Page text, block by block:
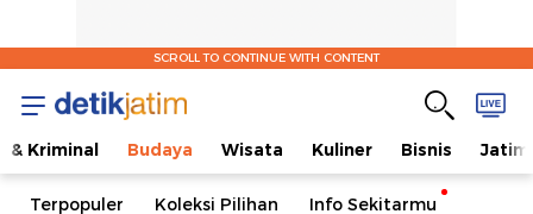
SCROLL TO CONTINUE WITH CONTENT
& Kriminal Budaya Wisata Kuliner Bisnis Jatim
Terpopuler Koleksi Pilihan Info Sekitarmu